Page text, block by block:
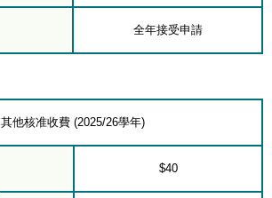
全年接受申請
其他核准收費 (2025/26學年)
$40